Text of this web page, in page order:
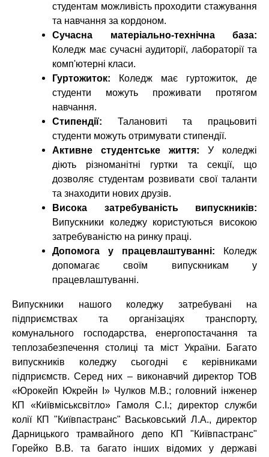
студентам можливість проходити стажування
та навчання за кордоном.
Сучасна матеріально-технічна база:
Коледж має сучасні аудиторії, лабораторії та
комп'ютерні класи.
Гуртожиток: Коледж має гуртожиток, де
студенти можуть проживати протягом
навчання.
Стипендії: Талановиті та працьовиті
студенти можуть отримувати стипендії.
Активне студентське життя: У коледжі
діють різноманітні гуртки та секції, що
дозволяє студентам розвивати свої таланти
та знаходити нових друзів.
Висока затребуваність випускників:
Випускники коледжу користуються високою
затребуваністю на ринку праці.
Допомога у працевлаштуванні: Коледж
допомагає своїм випускникам у
працевлаштуванні.
Випускники нашого коледжу затребувані на
підприємствах та організаціях транспорту,
комунального господарства, енергопостачання та
теплозабезпечення столиці та міст України. Багато
випускників коледжу сьогодні є керівниками
підприємств. Серед них – виконавчий директор ТОВ
«Юрокейп Юкрейн І» Чулков М.В.; головний інженер
КП «Київміськсвітло» Гамоля С.І.; директор служби
колії КП "Київпастранс" Васьковський Л.А., директор
Дарницького трамвайного депо КП "Київпастранс"
Горейко В.В. та багато інших відомих у державі